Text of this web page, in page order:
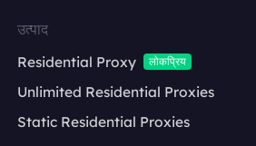
उत्पाद
Residential Proxy
लोकप्रिय
Unlimited Residential Proxies
Static Residential Proxies